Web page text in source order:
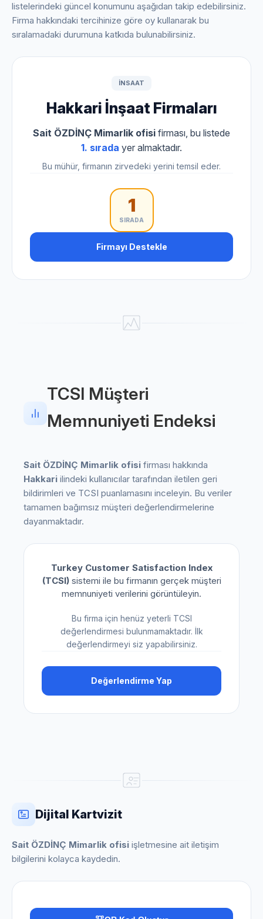
listelerindeki güncel konumunu aşağıdan takip edebilirsiniz.
Firma hakkındaki tercihinize göre oy kullanarak bu
sıralamadaki durumuna katkıda bulunabilirsiniz.
INSAAT
Hakkari İnşaat Firmaları
Sait ÖZDİNÇ Mimarlik ofisi firması, bu listede
1. sırada yer almaktadır.
Bu mühür, firmanın zirvedeki yerini temsil eder.
1
SIRADA
Firmayı Destekle
TCSI Müşteri
Memnuniyeti Endeksi
Sait ÖZDİNÇ Mimarlik ofisi firması hakkında
Hakkari ilindeki kullanıcılar tarafından iletilen geri
bildirimleri ve TCSI puanlamasını inceleyin. Bu veriler
tamamen bağımsız müşteri değerlendirmelerine
dayanmaktadır.
Turkey Customer Satisfaction Index
(TCSI)sistemi ile bu firmanın gerçek müşteri
memnuniyeti verilerini görüntüleyin.
Bu firma için henüz yeterli TCSI
değerlendirmesi bulunmamaktadır. İlk
değerlendirmeyi siz yapabilirsiniz.
Değerlendirme Yap
Dijital Kartvizit
Sait ÖZDİNÇ Mimarlik ofisi işletmesine ait iletişim
bilgilerini kolayca kaydedin.